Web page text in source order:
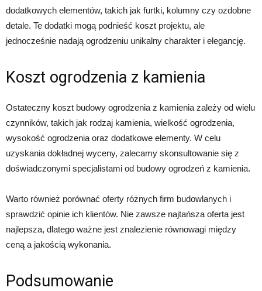
dodatkowych elementów, takich jak furtki, kolumny czy ozdobne
detale. Te dodatki mogą podnieść koszt projektu, ale
jednocześnie nadają ogrodzeniu unikalny charakter i elegancję.
Koszt ogrodzenia z kamienia
Ostateczny koszt budowy ogrodzenia z kamienia zależy od wielu
czynników, takich jak rodzaj kamienia, wielkość ogrodzenia,
wysokość ogrodzenia oraz dodatkowe elementy. W celu
uzyskania dokładnej wyceny, zalecamy skonsultowanie się z
doświadczonymi specjalistami od budowy ogrodzeń z kamienia.
Warto również porównać oferty różnych firm budowlanych i
sprawdzić opinie ich klientów. Nie zawsze najtańsza oferta jest
najlepsza, dlatego ważne jest znalezienie równowagi między
ceną a jakością wykonania.
Podsumowanie